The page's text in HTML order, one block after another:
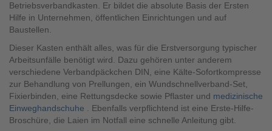
Betriebsverbandkasten. Er bildet die absolute Basis der Ersten
Hilfe in Unternehmen, öffentlichen Einrichtungen und auf
Baustellen.
Dieser Kasten enthält alles, was für die Erstversorgung typischer
Arbeitsunfälle benötigt wird. Dazu gehören unter anderem
verschiedene Verbandpäckchen DIN, eine Kälte-Sofortkompresse
zur Behandlung von Prellungen, ein Wundschnellverband-Set,
Fixierbinden, eine Rettungsdecke sowie Pflaster und medizinische
Einweghandschuhe . Ebenfalls verpflichtend ist eine Erste-Hilfe-
Broschüre, die Laien im Notfall eine schnelle Anleitung gibt.